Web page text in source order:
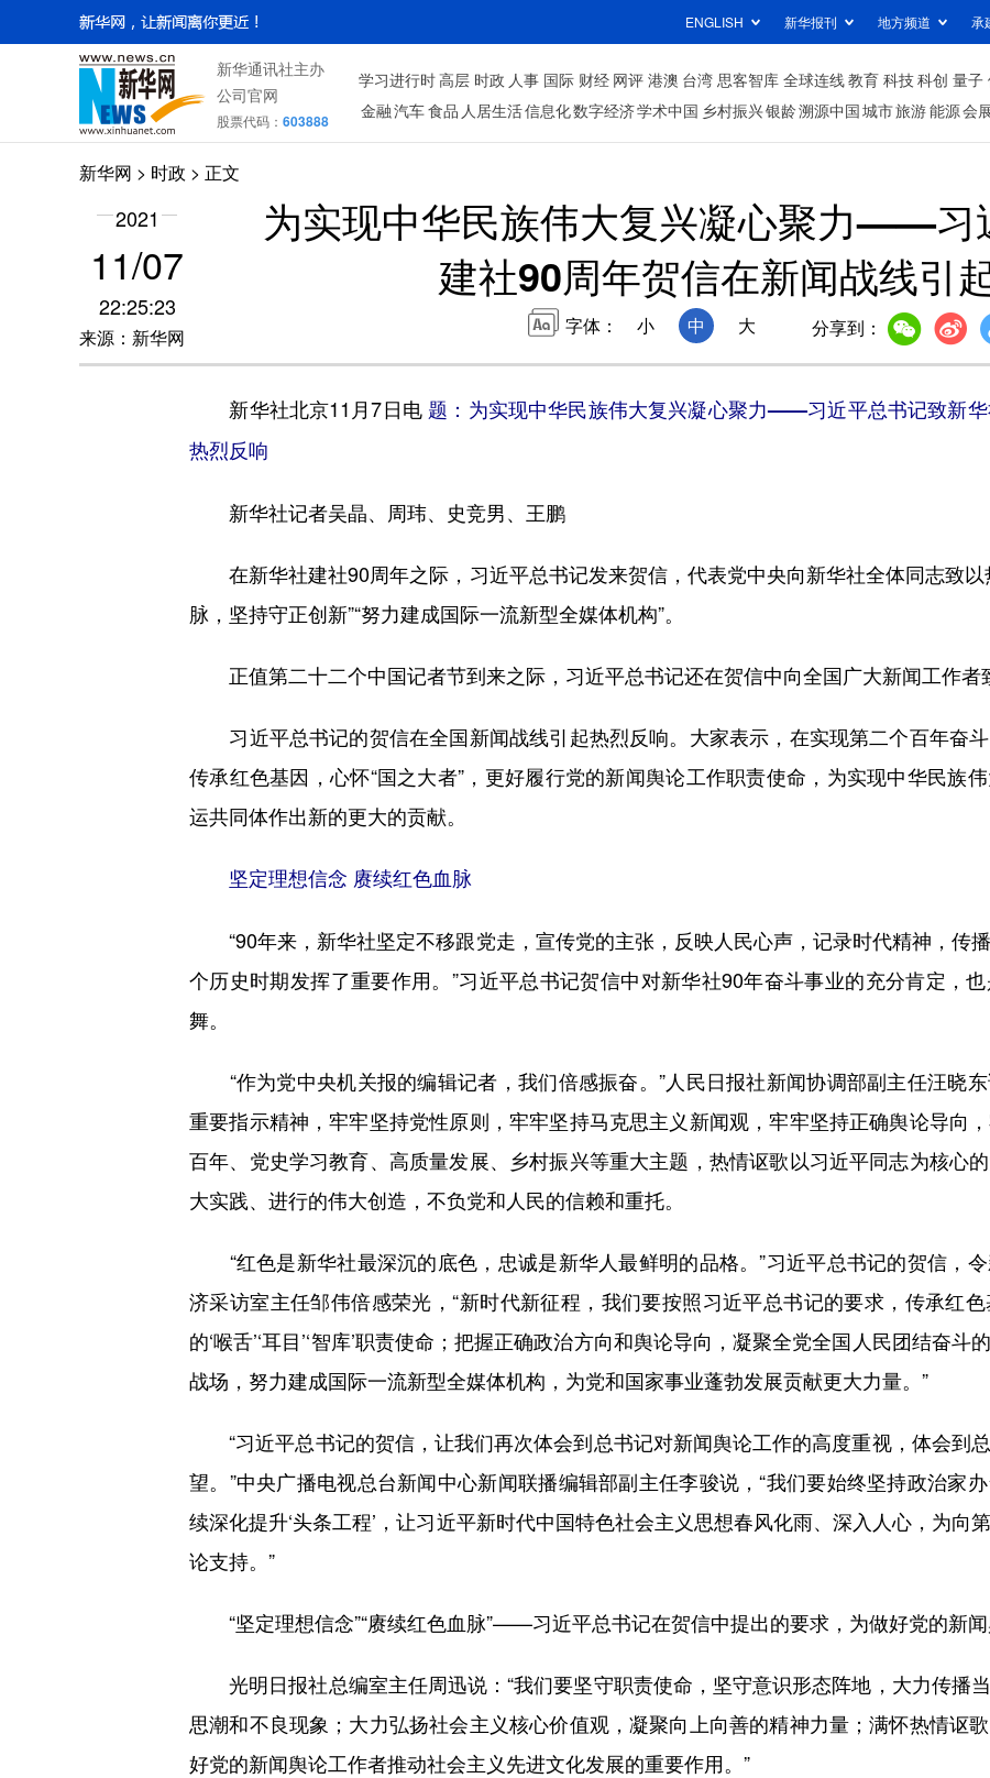
ENGLISH 新华报刊 地方频道 承
新华通讯社主办
公司官网
股票代码： 603888
学习进行时高层 时政 人事 国际 财经 网评 港澳 台湾 思客智库 全球连线教育 科技科创 量子
金融汽车食品 人居生活信息化数字经济学术中国 乡村振兴银龄溯源中国城市旅游能源会
新华网 > 时政 > 正文
2021
11/07
22:25:23
来源：新华网
为实现中华民族伟大复兴凝心聚力——习
建社90周年贺信在新闻战线引
字体： 小 中 大 分享到：
新华社北京11月7日电 题：为实现中华民族伟大复兴凝心聚力——习近平总书记致新
热烈反响
新华社记者吴晶、周玮、史竞男、王鹏
在新华社建社90周年之际，习近平总书记发来贺信，代表党中央向新华社全体同志致以
脉，坚持守正创新”“努力建成国际一流新型全媒体机构”。
正值第二十二个中国记者节到来之际，习近平总书记还在贺信中向全国广大新闻工作者
习近平总书记的贺信在全国新闻战线引起热烈反响。大家表示，在实现第二个百年奋斗
传承红色基因，心怀“国之大者”，更好履行党的新闻舆论工作职责使命，为实现中华民族
运共同体作出新的更大的贡献。
坚定理想信念 赓续红色血脉
“90年来，新华社坚定不移跟党走，宣传党的主张，反映人民心声，记录时代精神，传
个历史时期发挥了重要作用。”习近平总书记贺信中对新华社90年奋斗事业的充分肯定，
舞。
“作为党中央机关报的编辑记者，我们倍感振奋。”人民日报社新闻协调部副主任汪晓
重要指示精神，牢牢坚持党性原则，牢牢坚持马克思主义新闻观，牢牢坚持正确舆论导向
百年、党史学习教育、高质量发展、乡村振兴等重大主题，热情讴歌以习近平同志为核心
大实践、进行的伟大创造，不负党和人民的信赖和重托。
“红色是新华社最深沉的底色，忠诚是新华人最鲜明的品格。”习近平总书记的贺信，
济采访室主任邹伟倍感荣光，“新时代新征程，我们要按照习近平总书记的要求，传承红
的‘喉舌’‘耳目’‘智库’职责使命；把握正确政治方向和舆论导向，凝聚全党全国人民团结奋
战场，努力建成国际一流新型全媒体机构，为党和国家事业蓬勃发展贡献更大力量。”
“习近平总书记的贺信，让我们再次体会到总书记对新闻舆论工作的高度重视，体会到
望。”中央广播电视总台新闻中心新闻联播编辑部副主任李骏说，“我们要始终坚持政治家
续深化提升‘头条工程’，让习近平新时代中国特色社会主义思想春风化雨、深入人心，为向
论支持。”
“坚定理想信念”“赓续红色血脉”——习近平总书记在贺信中提出的要求，为做好党的新闻
光明日报社总编室主任周迅说：“我们要坚守职责使命，坚守意识形态阵地，大力传播
思潮和不良现象；大力弘扬社会主义核心价值观，凝聚向上向善的精神力量；满怀热情讴
好党的新闻舆论工作者推动社会主义先进文化发展的重要作用。”